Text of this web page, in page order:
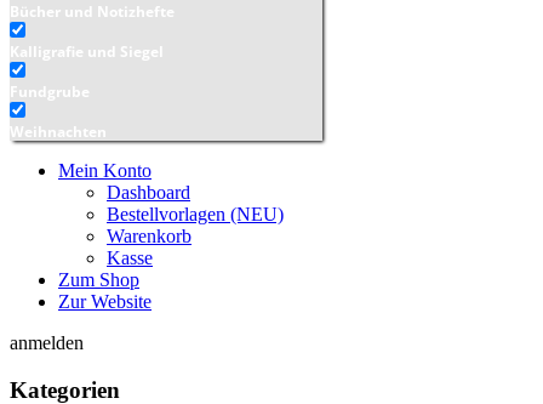
Bücher und Notizhefte
Kalligrafie und Siegel
Fundgrube
Weihnachten
Mein Konto
Dashboard
Bestellvorlagen (NEU)
Warenkorb
Kasse
Zum Shop
Zur Website
anmelden
Kategorien